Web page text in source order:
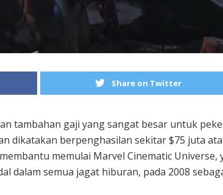
Share on Twitter
tambahan gaji yang sangat besar untuk
dikatakan berpenghasilan sekitar $75 juta
memulai Marvel Cinematic Universe,
dalam semua jagat hiburan, pada 2008